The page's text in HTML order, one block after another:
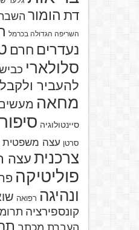
דת הומור
השריפה הגדולה בכרמל
נעדרים חרם
סלולארי כביש
להעביר
מחאה
סיינטולוגיה
סרטן עצה משפטית
צרכנית עצה
פוליטיקה
ונהיגה רפואה
קונספירציה
העברת מכתב